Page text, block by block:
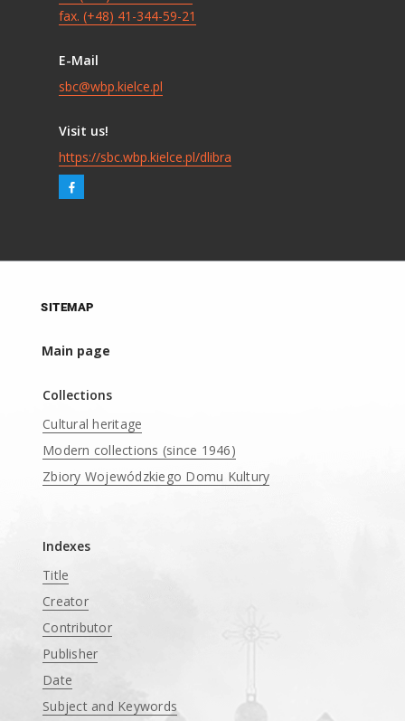
fax. (+48) 41-344-59-21
E-Mail
sbc@wbp.kielce.pl
Visit us!
https://sbc.wbp.kielce.pl/dlibra
SITEMAP
Main page
Collections
Cultural heritage
Modern collections (since 1946)
Zbiory Wojewódzkiego Domu Kultury
Indexes
Title
Creator
Contributor
Publisher
Date
Subject and Keywords